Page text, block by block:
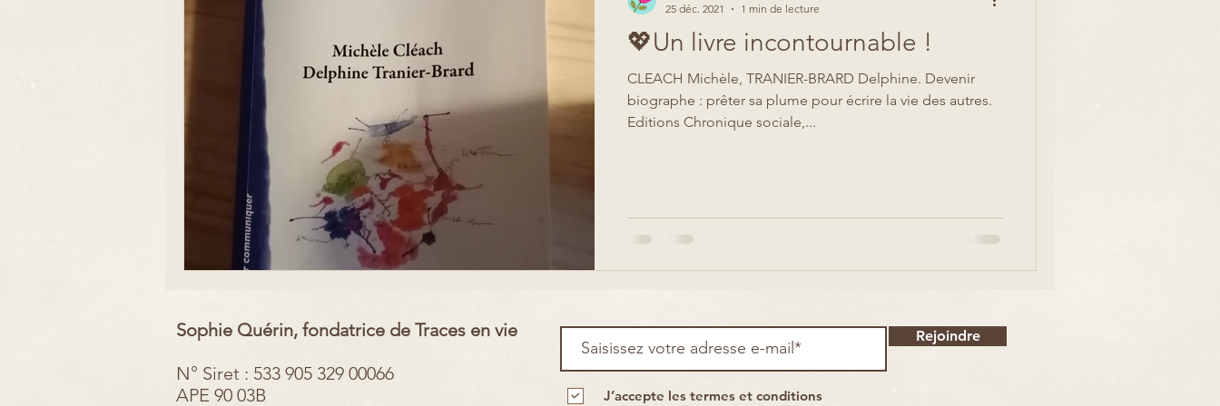
Focus Parcours 💖Un livre incontournable !
CLEACH Michèle, TRANIER-BRARD Delphine. Devenir
biographe : prêter sa plume pour écrire la vie des autres.
Editions Chronique sociale,...
25 déc. 2021
1 min de lecture
Sophie Quérin, fondatrice de Traces en vie
N° Siret : 533 905 329 00066
APE 90 03B
Rejoindre
J’accepte les termes et conditions